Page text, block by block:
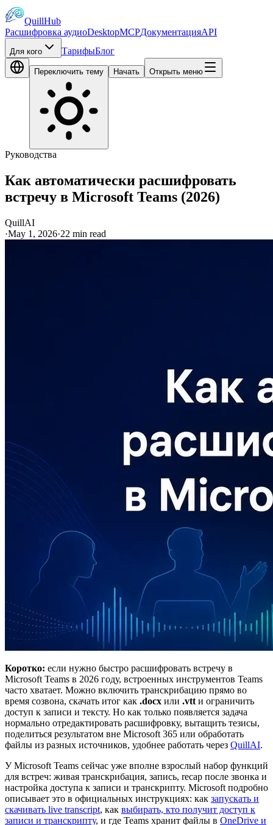
QuillHub
Расшифровка аудиоDesktopMCPДокументацияAPI
Для кого ТарифыБлог
Переключить тему Начать Открыть меню
Руководства
Как автоматически расшифровать
встречу в Microsoft Teams (2026)
QuillAI
·May 1, 2026·22 min read
Коротко: если нужно быстро расшифровать встречу в
Microsoft Teams в 2026 году, встроенных инструментов Teams
часто хватает. Можно включить транскрибацию прямо во
время созвона, скачать итог как .docx или .vtt и ограничить
доступ к записи и тексту. Но как только появляется задача
нормально отредактировать расшифровку, вытащить тезисы,
поделиться результатом вне Microsoft 365 или обработать
файлы из разных источников, удобнее работать через QuillAI.
У Microsoft Teams сейчас уже вполне взрослый набор функций
для встреч: живая транскрибация, запись, recap после звонка и
настройка доступа к записи и транскрипту. Microsoft подробно
описывает это в официальных инструкциях: как запускать и
скачивать live transcript, как выбирать, кто получит доступ к
записи и транскрипту, и где Teams хранит файлы в OneDrive и